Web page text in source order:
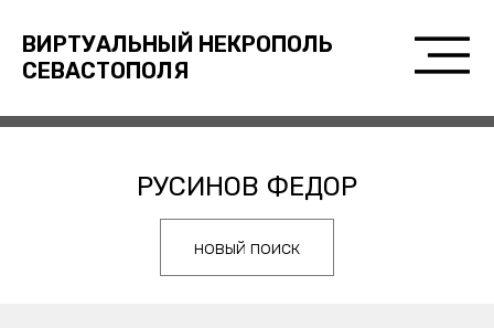
ВИРТУАЛЬНЫЙ НЕКРОПОЛЬ
СЕВАСТОПОЛЯ
РУСИНОВ ФЕДОР
новый поиск